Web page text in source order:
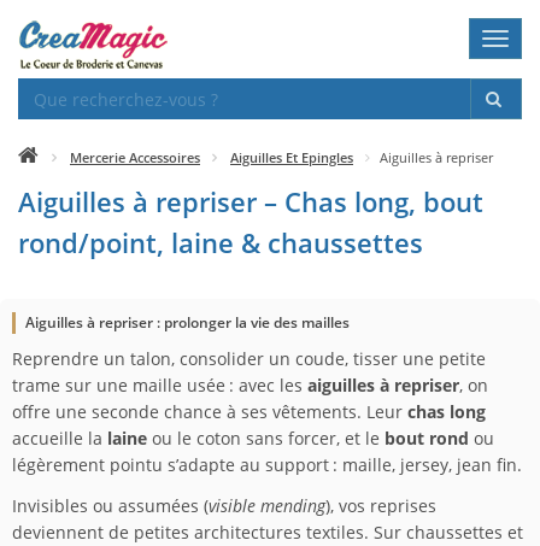
Mercerie Accessoires Aiguilles Et Epingles Aiguilles à repriser
Aiguilles à repriser – Chas long, bout
rond/point, laine & chaussettes
Aiguilles à repriser : prolonger la vie des mailles
Reprendre un talon, consolider un coude, tisser une petite
trame sur une maille usée : avec les aiguilles à repriser, on
offre une seconde chance à ses vêtements. Leur chas long
accueille la laine ou le coton sans forcer, et le bout rond ou
légèrement pointu s’adapte au support : maille, jersey, jean fin.
Invisibles ou assumées (visible mending), vos reprises
deviennent de petites architectures textiles. Sur chaussettes et